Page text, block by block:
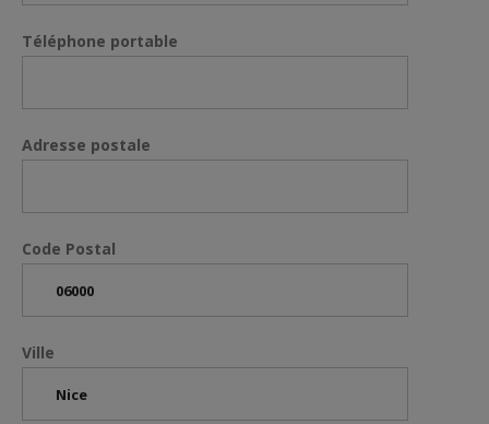
Téléphone portable
Adresse postale
Code Postal
Ville